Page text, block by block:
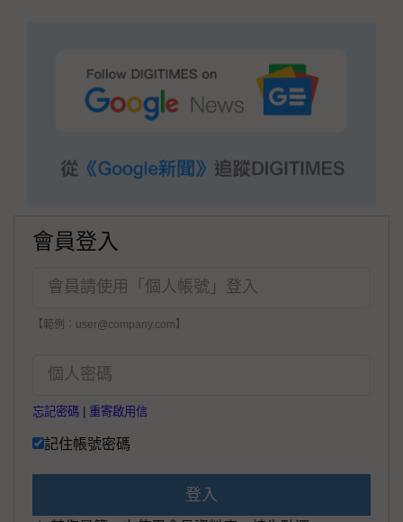
會員登入
【範例：user@company.com】
忘記密碼 重寄啟用信
記住帳號密碼
登入